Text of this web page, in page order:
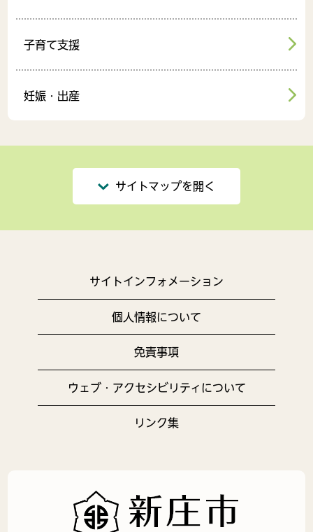
子育て支援
妊娠・出産
サイトマップを開く
サイトインフォメーション
個人情報について
免責事項
ウェブ・アクセシビリティについて
リンク集